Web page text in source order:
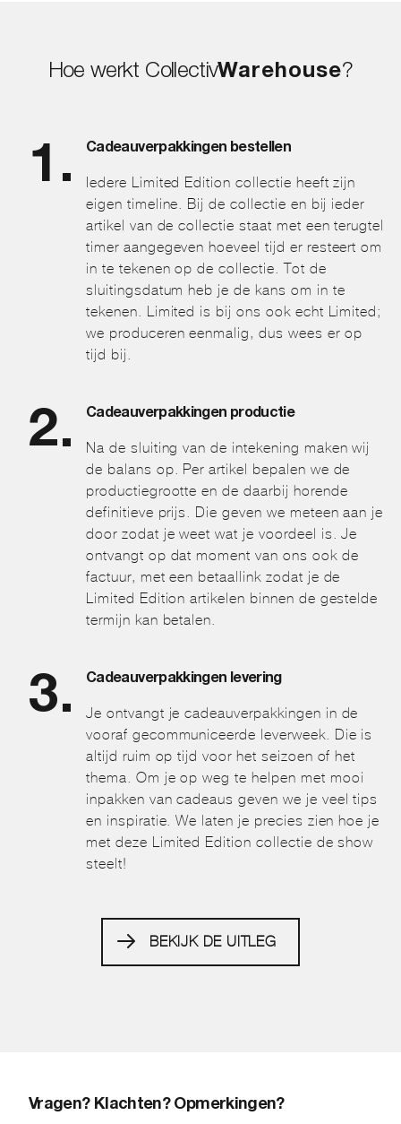
Hoe werkt CollectivWarehouse?
Cadeauverpakkingen bestellen
Iedere Limited Edition collectie heeft zijn
eigen timeline. Bij de collectie en bij ieder
artikel van de collectie staat met een terugtel
timer aangegeven hoeveel tijd er resteert om
in te tekenen op de collectie. Tot de
sluitingsdatum heb je de kans om in te
tekenen. Limited is bij ons ook echt Limited;
we produceren eenmalig, dus wees er op
tijd bij.
Cadeauverpakkingen productie
Na de sluiting van de intekening maken wij
de balans op. Per artikel bepalen we de
productiegrootte en de daarbij horende
definitieve prijs. Die geven we meteen aan je
door zodat je weet wat je voordeel is. Je
ontvangt op dat moment van ons ook de
factuur, met een betaallink zodat je de
Limited Edition artikelen binnen de gestelde
termijn kan betalen.
Cadeauverpakkingen levering
Je ontvangt je cadeauverpakkingen in de
vooraf gecommuniceerde leverweek. Die is
altijd ruim op tijd voor het seizoen of het
thema. Om je op weg te helpen met mooi
inpakken van cadeaus geven we je veel tips
en inspiratie. We laten je precies zien hoe je
met deze Limited Edition collectie de show
steelt!
BEKIJK DE UITLEG
Vragen? Klachten? Opmerkingen?